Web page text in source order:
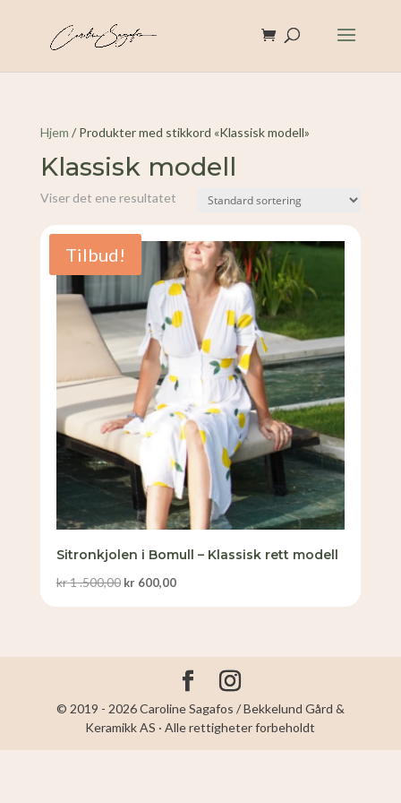
Hjem / Produkter med stikkord «Klassisk modell»
Klassisk modell
Viser det ene resultatet
Tilbud!
Sitronkjolen i Bomull – Klassisk rett modell
kr1 .500,00 Opprinnelig
var:
kr600,00Nåværende
er:
© 2019 - 2026 Caroline Sagafos / Bekkelund Gård &
Keramikk AS · Alle rettigheter forbeholdt